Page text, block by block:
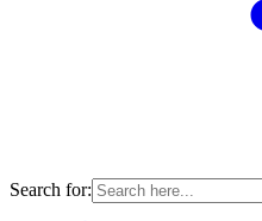
Search for: